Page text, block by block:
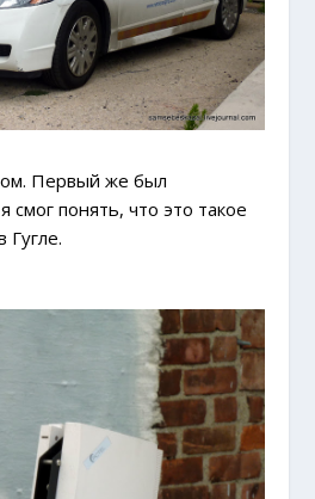
Первый же был
смог понять, что это такое
Гугле.